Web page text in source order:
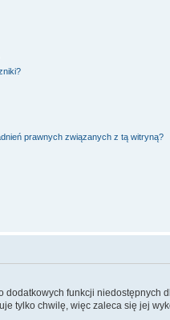
prawnych związanych z tą witryną?
dodatkowych funkcji niedostępnych
tylko chwilę, więc zaleca się jej